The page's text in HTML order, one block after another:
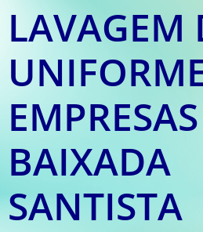
LAVAGEM
BAIXADA
SANTISTA